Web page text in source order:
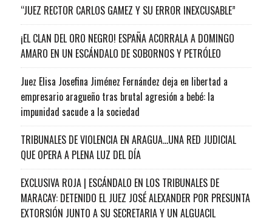
“JUEZ RECTOR CARLOS GAMEZ Y SU ERROR INEXCUSABLE”
¡EL CLAN DEL ORO NEGRO! ESPAÑA ACORRALA A DOMINGO
AMARO EN UN ESCÁNDALO DE SOBORNOS Y PETRÓLEO
Juez Elisa Josefina Jiménez Fernández deja en libertad a
empresario aragueño tras brutal agresión a bebé: la
impunidad sacude a la sociedad
TRIBUNALES DE VIOLENCIA EN ARAGUA…UNA RED JUDICIAL
QUE OPERA A PLENA LUZ DEL DÍA
EXCLUSIVA ROJA | ESCÁNDALO EN LOS TRIBUNALES DE
MARACAY: DETENIDO EL JUEZ JOSÉ ALEXANDER POR PRESUNTA
EXTORSIÓN JUNTO A SU SECRETARIA Y UN ALGUACIL